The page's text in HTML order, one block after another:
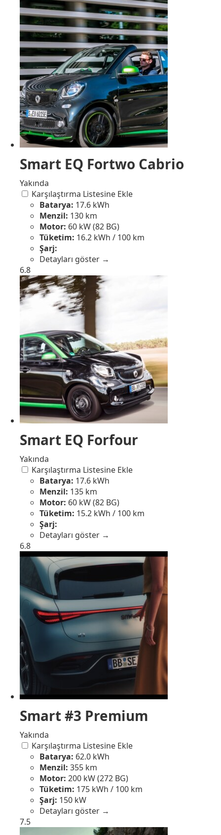
Smart EQ Fortwo Cabrio
Yakında
Karşılaştırma Listesine Ekle
Batarya: 17.6 kWh
Menzil: 130 km
Motor: 60 kW (82 BG)
Tüketim: 16.2 kWh / 100 km
Şarj:
Detayları göster →
6.8
Smart EQ Forfour
Yakında
Karşılaştırma Listesine Ekle
Batarya: 17.6 kWh
Menzil: 135 km
Motor: 60 kW (82 BG)
Tüketim: 15.2 kWh / 100 km
Şarj:
Detayları göster →
6.8
Smart #3 Premium
Yakında
Karşılaştırma Listesine Ekle
Batarya: 62.0 kWh
Menzil: 355 km
Motor: 200 kW (272 BG)
Tüketim: 175 kWh / 100 km
Şarj: 150 kW
Detayları göster →
7.5